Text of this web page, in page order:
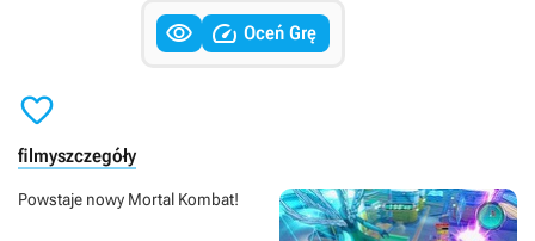
  Oceń Grę

filmyszczegóły
Powstaje nowy Mortal Kombat!